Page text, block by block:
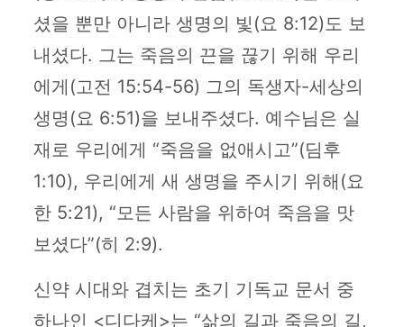
셨을 뿐만 아니라 생명의 빛(요 8:12)도 보
내셨다. 그는 죽음의 끈을 끊기 위해 우리
에게(고전 15:54-56) 그의 독생자-세상의
생명(요 6:51)을 보내주셨다. 예수님은 실
재로 우리에게 “죽음을 없애시고”(딤후
1:10), 우리에게 새 생명을 주시기 위해(요
한 5:21), “모든 사람을 위하여 죽음을 맛
보셨다”(히 2:9).
신약 시대와 겹치는 초기 기독교 문서 중
하나인 <디다케>는 “삶의 길과 죽음의 길,